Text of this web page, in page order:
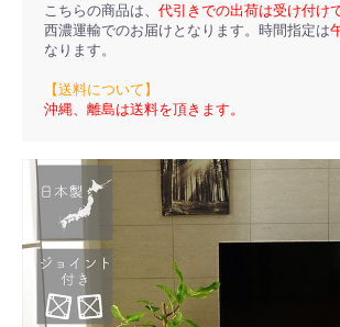
こちらの商品は、 代引きでの出荷は受け付け
西濃運輸でのお届けとなります。時間指定は
なります。
【送料について】
沖縄、離島は送料を頂きます。